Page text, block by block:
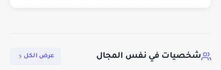
شخصيات في نفس المجال عرض الكل